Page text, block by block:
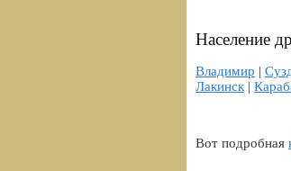
Население
Владимир |
Лакинск |
Вот подробная